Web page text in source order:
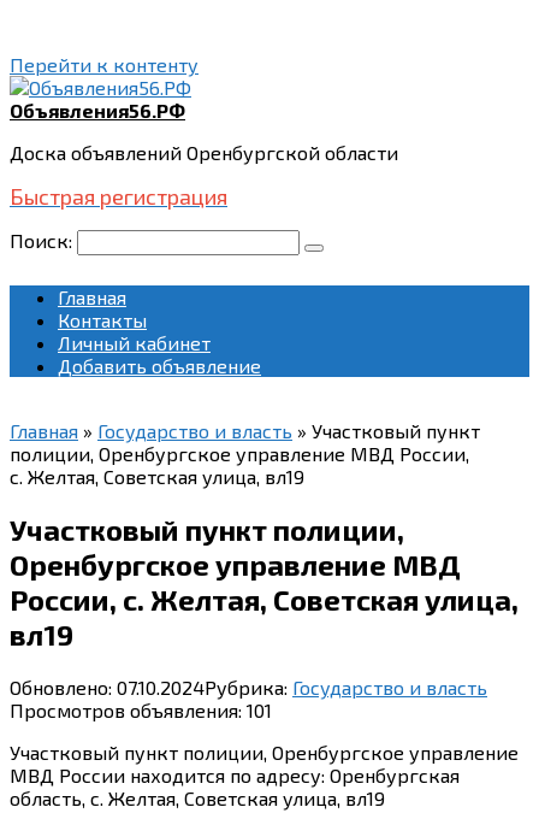
Перейти к контенту
Объявления56.РФ
Доска объявлений Оренбургской области
Быстрая регистрация
Поиск:
Главная
Контакты
Личный кабинет
Добавить объявление
Главная » Государство и власть » Участковый пункт
полиции, Оренбургское управление МВД России,
с. Желтая, Советская улица, вл19
Участковый пункт полиции,
Оренбургское управление МВД
России, с. Желтая, Советская улица,
вл19
Обновлено: 07.10.2024Рубрика: Государство и власть
Просмотров объявления: 101
Участковый пункт полиции, Оренбургское управление
МВД России находится по адресу: Оренбургская
область, с. Желтая, Советская улица, вл19